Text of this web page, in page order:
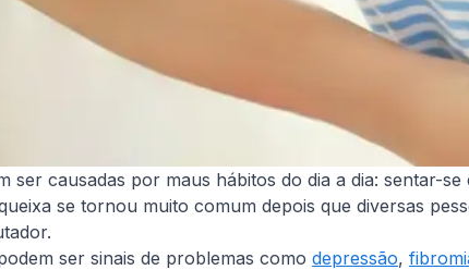
ser causadas por maus hábitos do dia a dia: sentar-
se tornou muito comum depois que diversas
ser sinais de problemas como depressão,